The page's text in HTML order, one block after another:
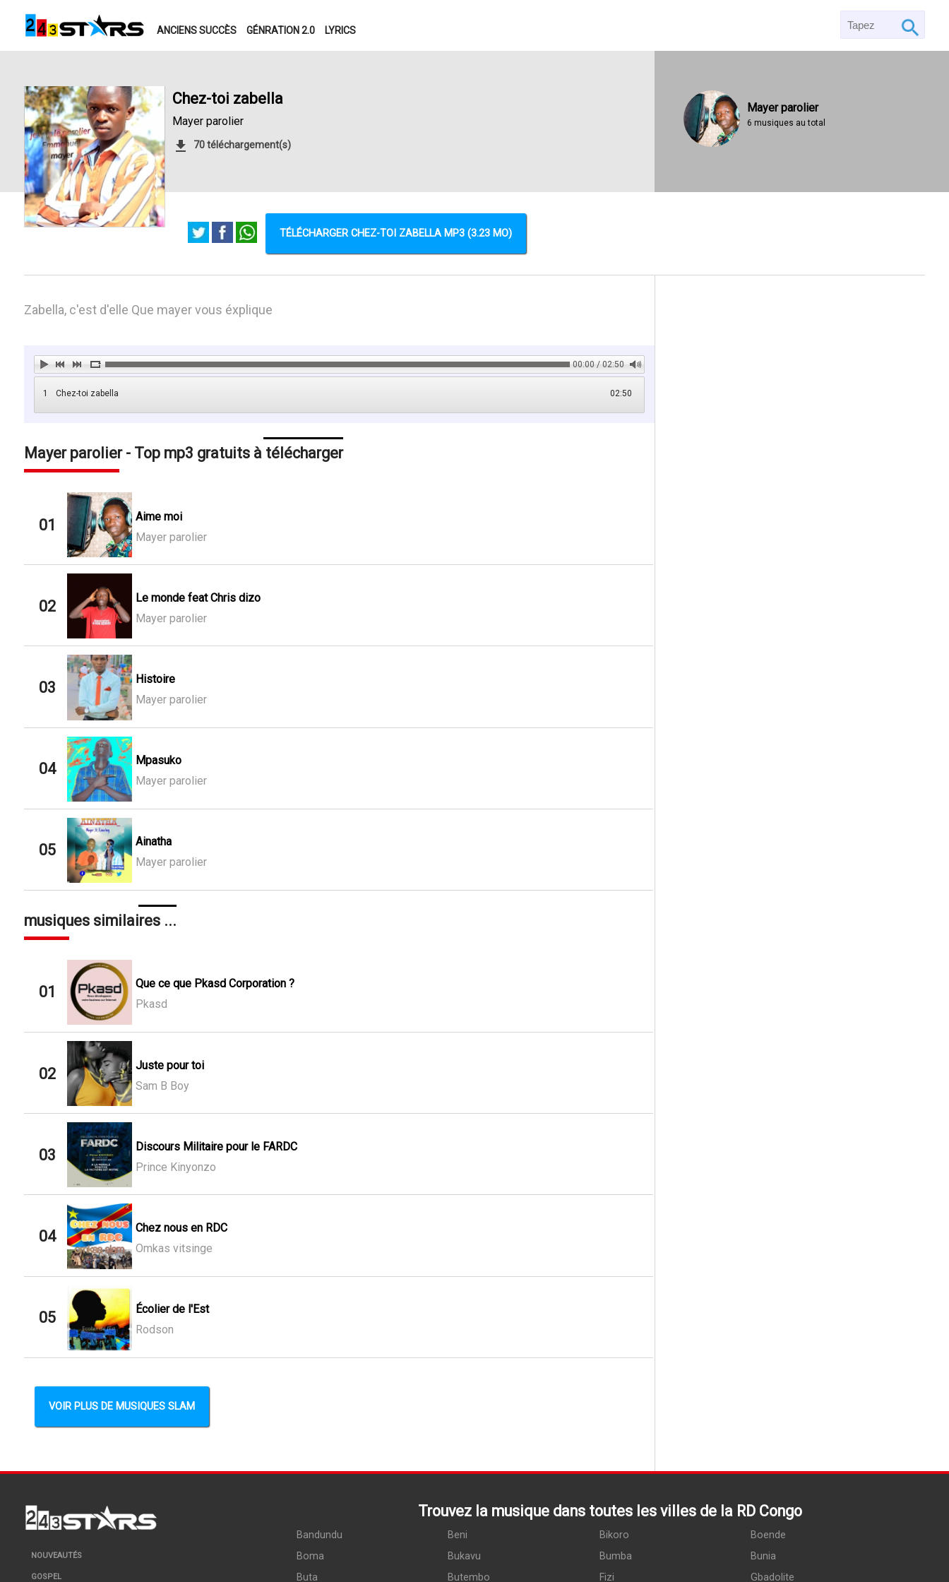
ANCIENS SUCCÈS GÉNRATION 2.0 LYRICS
Chez-toi zabella
Mayer parolier
70 téléchargement(s)
Mayer parolier
6 musiques au total
TÉLÉCHARGER CHEZ-TOI ZABELLA MP3 (3.23 MO)
Zabella, c'est d'elle Que mayer vous éxplique
00:00 / 02:50
1 02:50
Chez-toi zabella
Mayer parolier - Top mp3 gratuits à télécharger
01
Aime moi
Mayer parolier
02
Le monde feat Chris dizo
Mayer parolier
03
Histoire
Mayer parolier
04
Mpasuko
Mayer parolier
05
Ainatha
Mayer parolier
musiques similaires ...
01
Que ce que Pkasd Corporation ?
Pkasd
02
Juste pour toi
Sam B Boy
03
Discours Militaire pour le FARDC
Prince Kinyonzo
04
Chez nous en RDC
Omkas vitsinge
05
Écolier de l'Est
Rodson
VOIR PLUS DE MUSIQUES SLAM
NOUVEAUTÉS
GOSPEL
Trouvez la musique dans toutes les villes de la RD Congo
Bandundu Beni Bikoro
Boende
Boma
Bukavu Bumba
Bunia
Buta
Butembo Fizi Gbadolite